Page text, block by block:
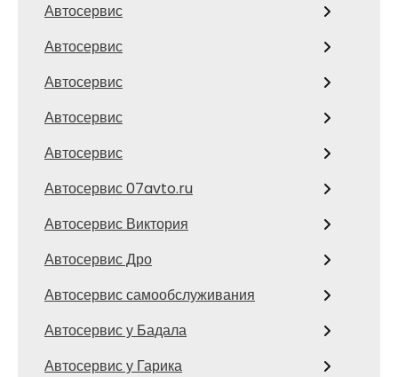
Автосервис
Автосервис
Автосервис
Автосервис
Автосервис
Автосервис 07avto.ru
Автосервис Виктория
Автосервис Дро
Автосервис самообслуживания
Автосервис у Бадала
Автосервис у Гарика